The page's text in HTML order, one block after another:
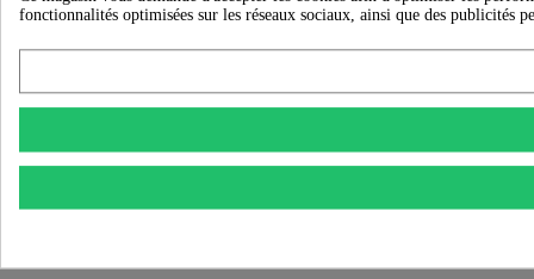
fonctionnalités optimisées sur les réseaux sociaux, ainsi que des publicités